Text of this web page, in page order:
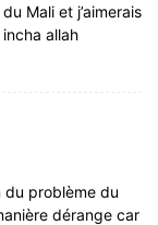
Mali et j’aimerais
allah
du problème du
dérange car